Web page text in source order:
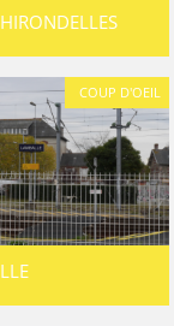
COUP D'OEIL